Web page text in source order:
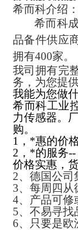
希而科介绍
希而科
品备件供应
拥有400家。
我司拥有完
务，为您提
我能为您做
希而科工业
力传感器。
购。
1 ，*惠的价
2 ，*的服务--
价格实惠，
2、德国公司
3、每周四
4、产品可修
5、不易寻
6、只要是